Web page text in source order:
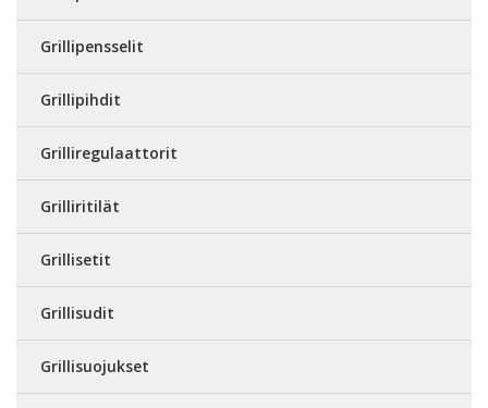
Grillipensselit
Grillipihdit
Grilliregulaattorit
Grilliritilät
Grillisetit
Grillisudit
Grillisuojukset